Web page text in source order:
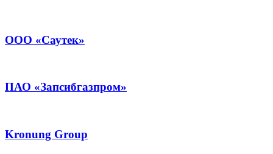
ООО «Саутек»
ПАО «Запсибгазпром»
Kronung Group